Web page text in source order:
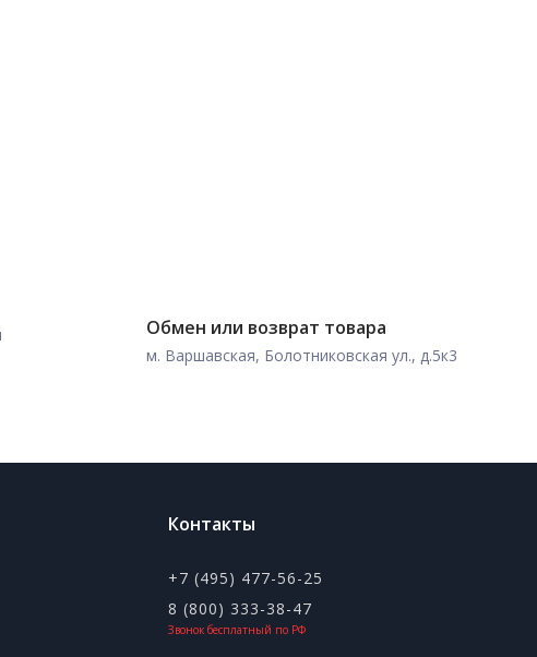
Обмен или возврат товара
м. Варшавская, Болотниковская ул., д.5к3
Контакты
+7 (495) 477-56-25
8 (800) 333-38-47
Звонок бесплатный по РФ